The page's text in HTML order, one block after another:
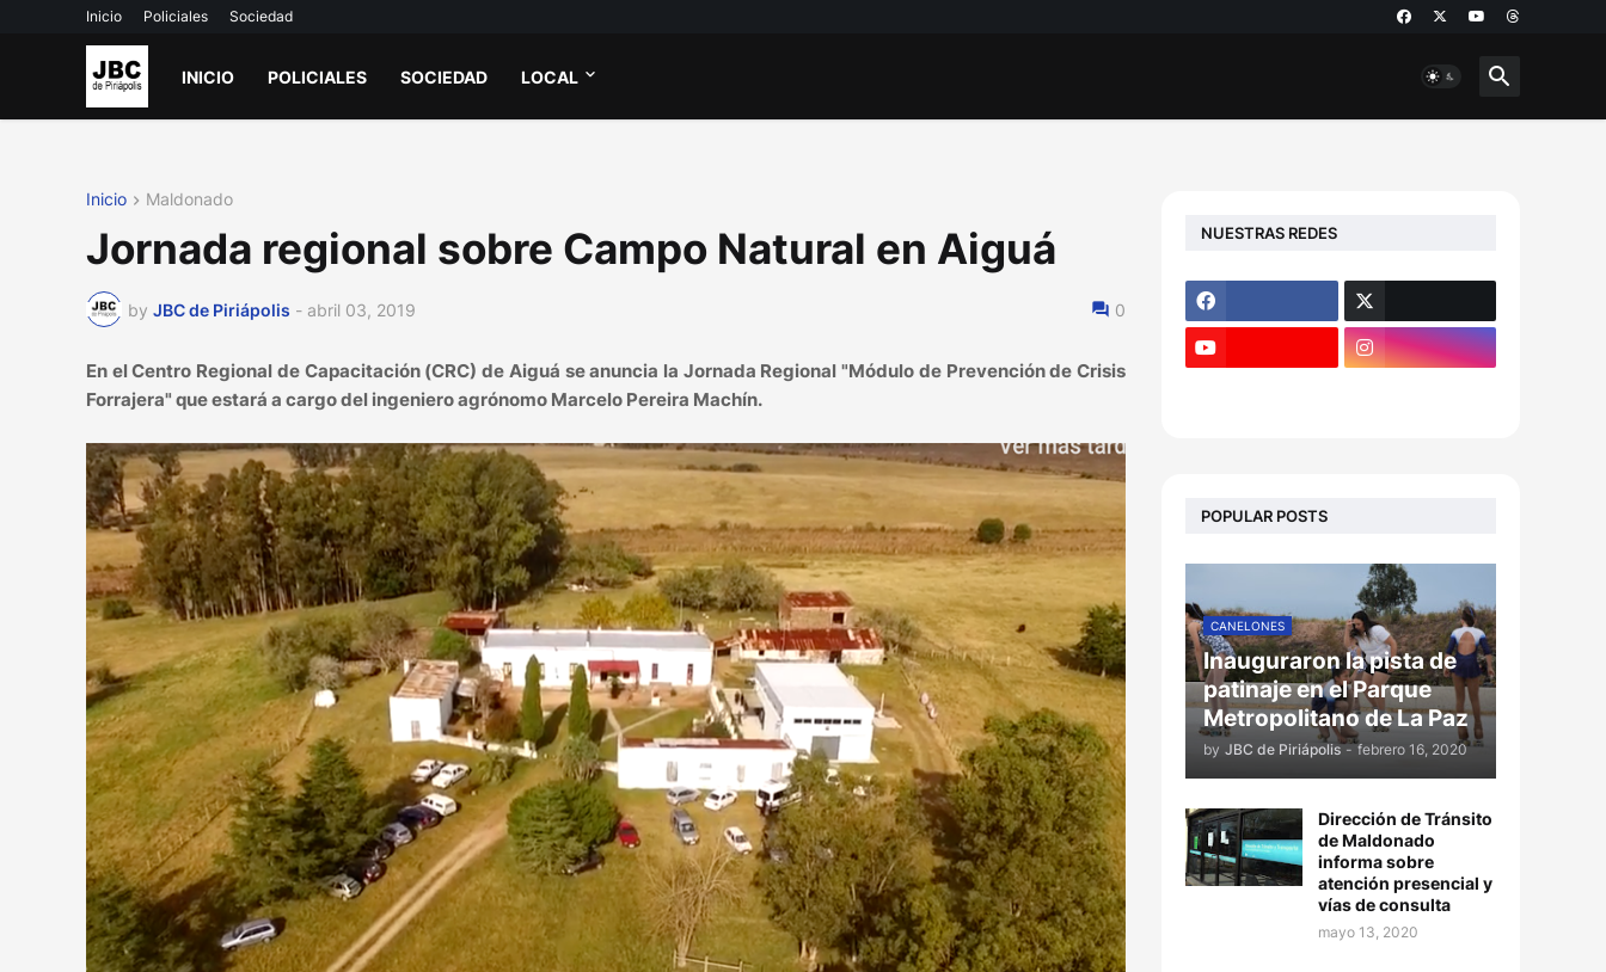
Inicio Policiales Sociedad
INICIO POLICIALES SOCIEDAD LOCAL
Inicio Maldonado
Jornada regional sobre Campo Natural en Aiguá
by JBC de Piriápolis - abril 03, 2019 0
En el Centro Regional de Capacitación (CRC) de Aiguá se anuncia la Jornada Regional "Módulo de Prevención de Crisis
Forrajera" que estará a cargo del ingeniero agrónomo Marcelo Pereira Machín.
NUESTRAS REDES
POPULAR POSTS
CANELONES
Inauguraron la pista de
patinaje en el Parque
Metropolitano de La Paz
by JBC de Piriápolis - febrero 16, 2020
Dirección de Tránsito
de Maldonado
informa sobre
atención presencial y
vías de consulta
mayo 13, 2020